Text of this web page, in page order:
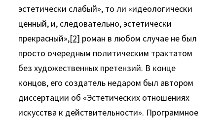
эстетически слабый», то ли «идеологически
ценный, и, следовательно, эстетически
прекрасный»,[2] роман в любом случае не был
просто очередным политическим трактатом
без художественных претензий. В конце
концов, его создатель недаром был автором
диссертации об «Эстетических отношениях
искусства к действительности». Программное